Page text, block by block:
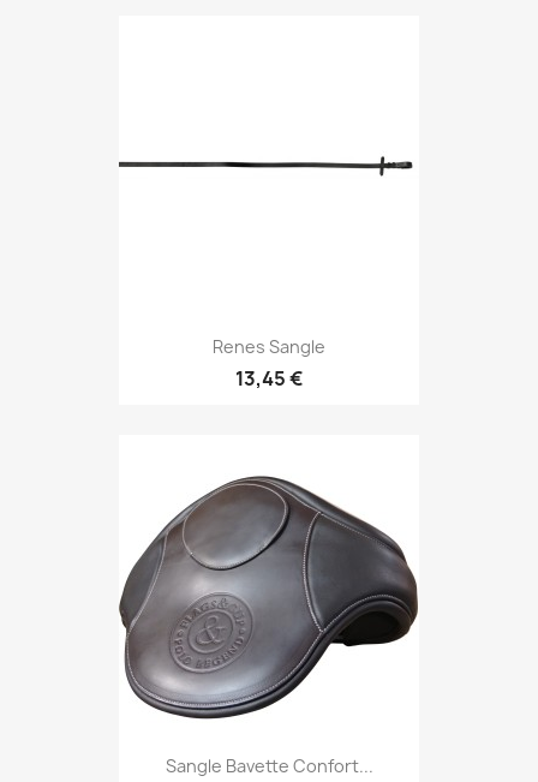
Renes Sangle
13,45 €
Sangle Bavette Confort...